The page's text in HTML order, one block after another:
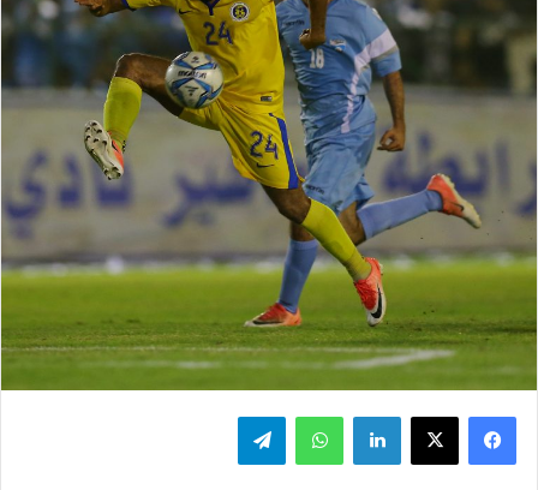
فيسبوك ‫X لينكدإن واتساب تيلقرام